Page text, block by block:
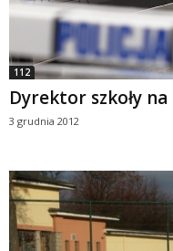
112
Dyrektor szkoły
3 grudnia 2012